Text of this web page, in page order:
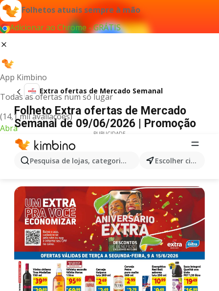
Folhetos atuais sempre à mão
Adicionar ao Chrome - GRÁTIS
App Kimbino
Todas as ofertas num só lugar
(14,1 mil avaliações)
Abra
Pesquisa de lojas, categorias,produtos... Escolher cidade
Extra ofertas de Mercado Semanal
Folheto Extra ofertas de Mercado
Semanal de 09/06/2026 | Promoção
PUBLICIDADE